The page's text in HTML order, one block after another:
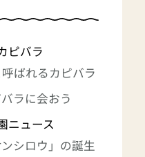
ピバラ
呼ばれるカピバラ
ラに会おう
ニュース
シロウ」の誕生